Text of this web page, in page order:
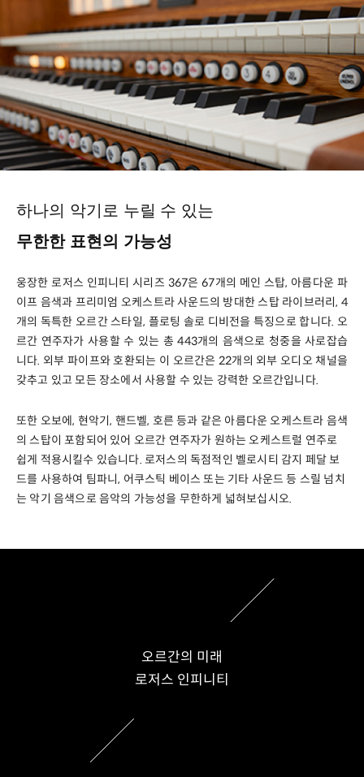
하나의 악기로 누릴 수 있는
무한한 표현의 가능성
웅장한 로저스 인피니티 시리즈 367은 67개의 메인 스탑, 아름다운 파
이프 음색과 프리미엄 오케스트라 사운드의 방대한 스탑 라이브러리, 4
개의 독특한 오르간 스타일, 플로팅 솔로 디비전을 특징으로 합니다. 오
르간 연주자가 사용할 수 있는 총 443개의 음색으로 청중을 사로잡습
니다. 외부 파이프와 호환되는 이 오르간은 22개의 외부 오디오 채널을
갖추고 있고 모든 장소에서 사용할 수 있는 강력한 오르간입니다.
또한 오보에, 현악기, 핸드벨, 호른 등과 같은 아름다운 오케스트라 음색
의 스탑이 포함되어 있어 오르간 연주자가 원하는 오케스트럴 연주로
쉽게 적용시킬수 있습니다. 로저스의 독점적인 벨로시티 감지 페달 보
드를 사용하여 팀파니, 어쿠스틱 베이스 또는 기타 사운드 등 스릴 넘치
는 악기 음색으로 음악의 가능성을 무한하게 넓혀보십시오.
오르간의 미래
로저스 인피니티